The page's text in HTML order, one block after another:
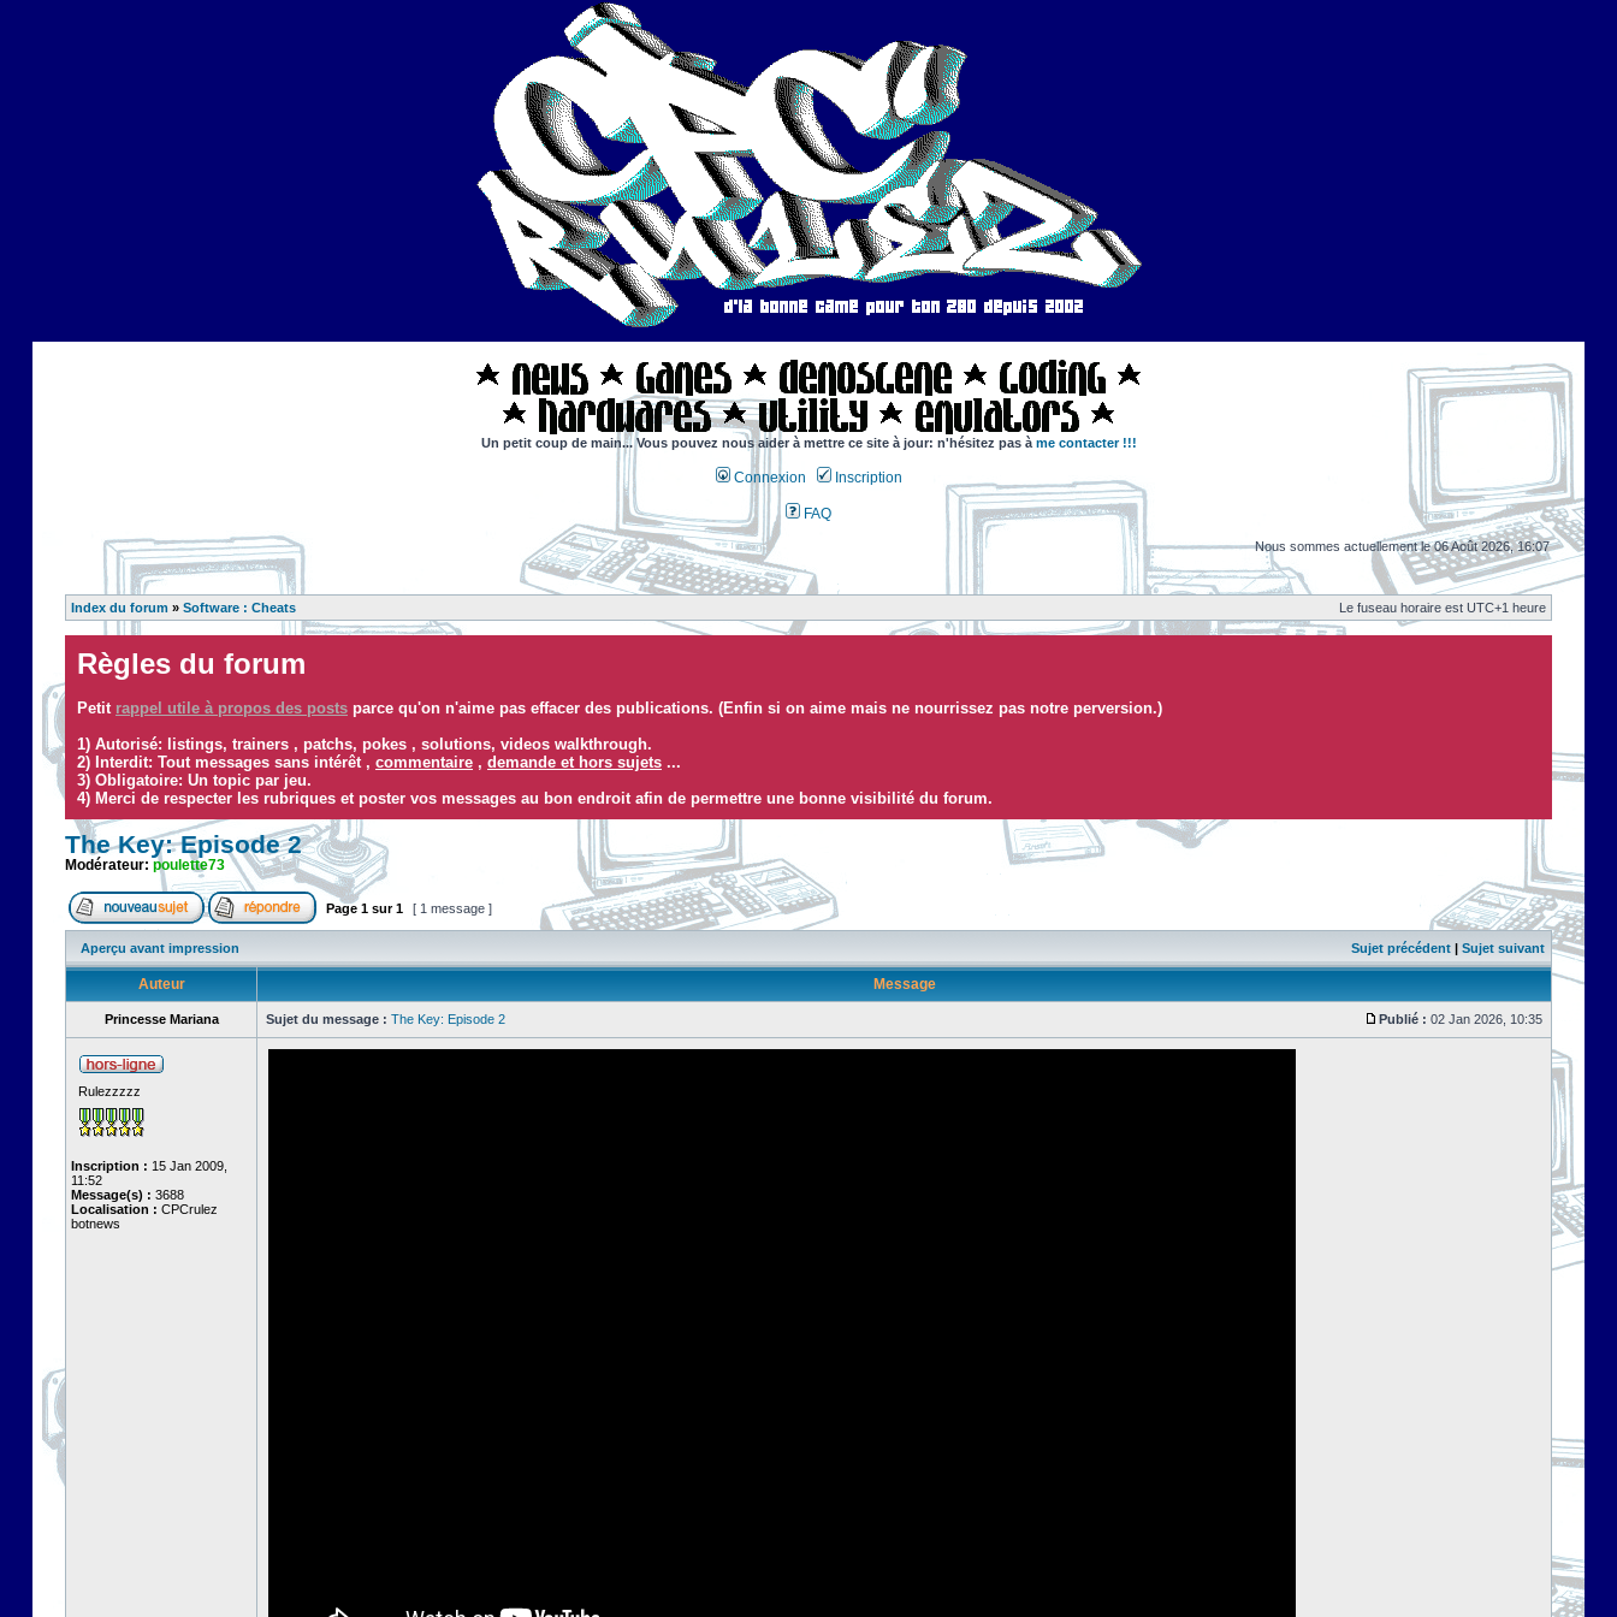
Un petit coup de main... Vous pouvez nous aider à mettre ce site à jour: n'hésitez pas à me contacter !!!
Connexion Inscription
FAQ
Nous sommes actuellement le 06 Août 2026, 16:07
Index du forum » Software : Cheats Le fuseau horaire est UTC+1 heure
Règles du forum
Petit rappel utile à propos des posts parce qu'on n'aime pas effacer des publications. (Enfin si on aime mais ne nourrissez pas notre perversion.)
1) Autorisé: listings, trainers , patchs, pokes , solutions, videos walkthrough.
2) Interdit: Tout messages sans intérêt , commentaire , demande et hors sujets ...
3) Obligatoire: Un topic par jeu.
4) Merci de respecter les rubriques et poster vos messages au bon endroit afin de permettre une bonne visibilité du forum.
The Key: Episode 2
Modérateur: poulette73
Page 1 sur1 [ 1 message ]
Aperçu avant impression Sujet précédent | Sujet suivant
Auteur Message
Princesse Mariana Sujet du message : The Key: Episode 2 Publié : 02 Jan 2026, 10:35
Rulezzzzz
Inscription : 15 Jan 2009,
11:52
Message(s) : 3688
Localisation : CPCrulez
botnews